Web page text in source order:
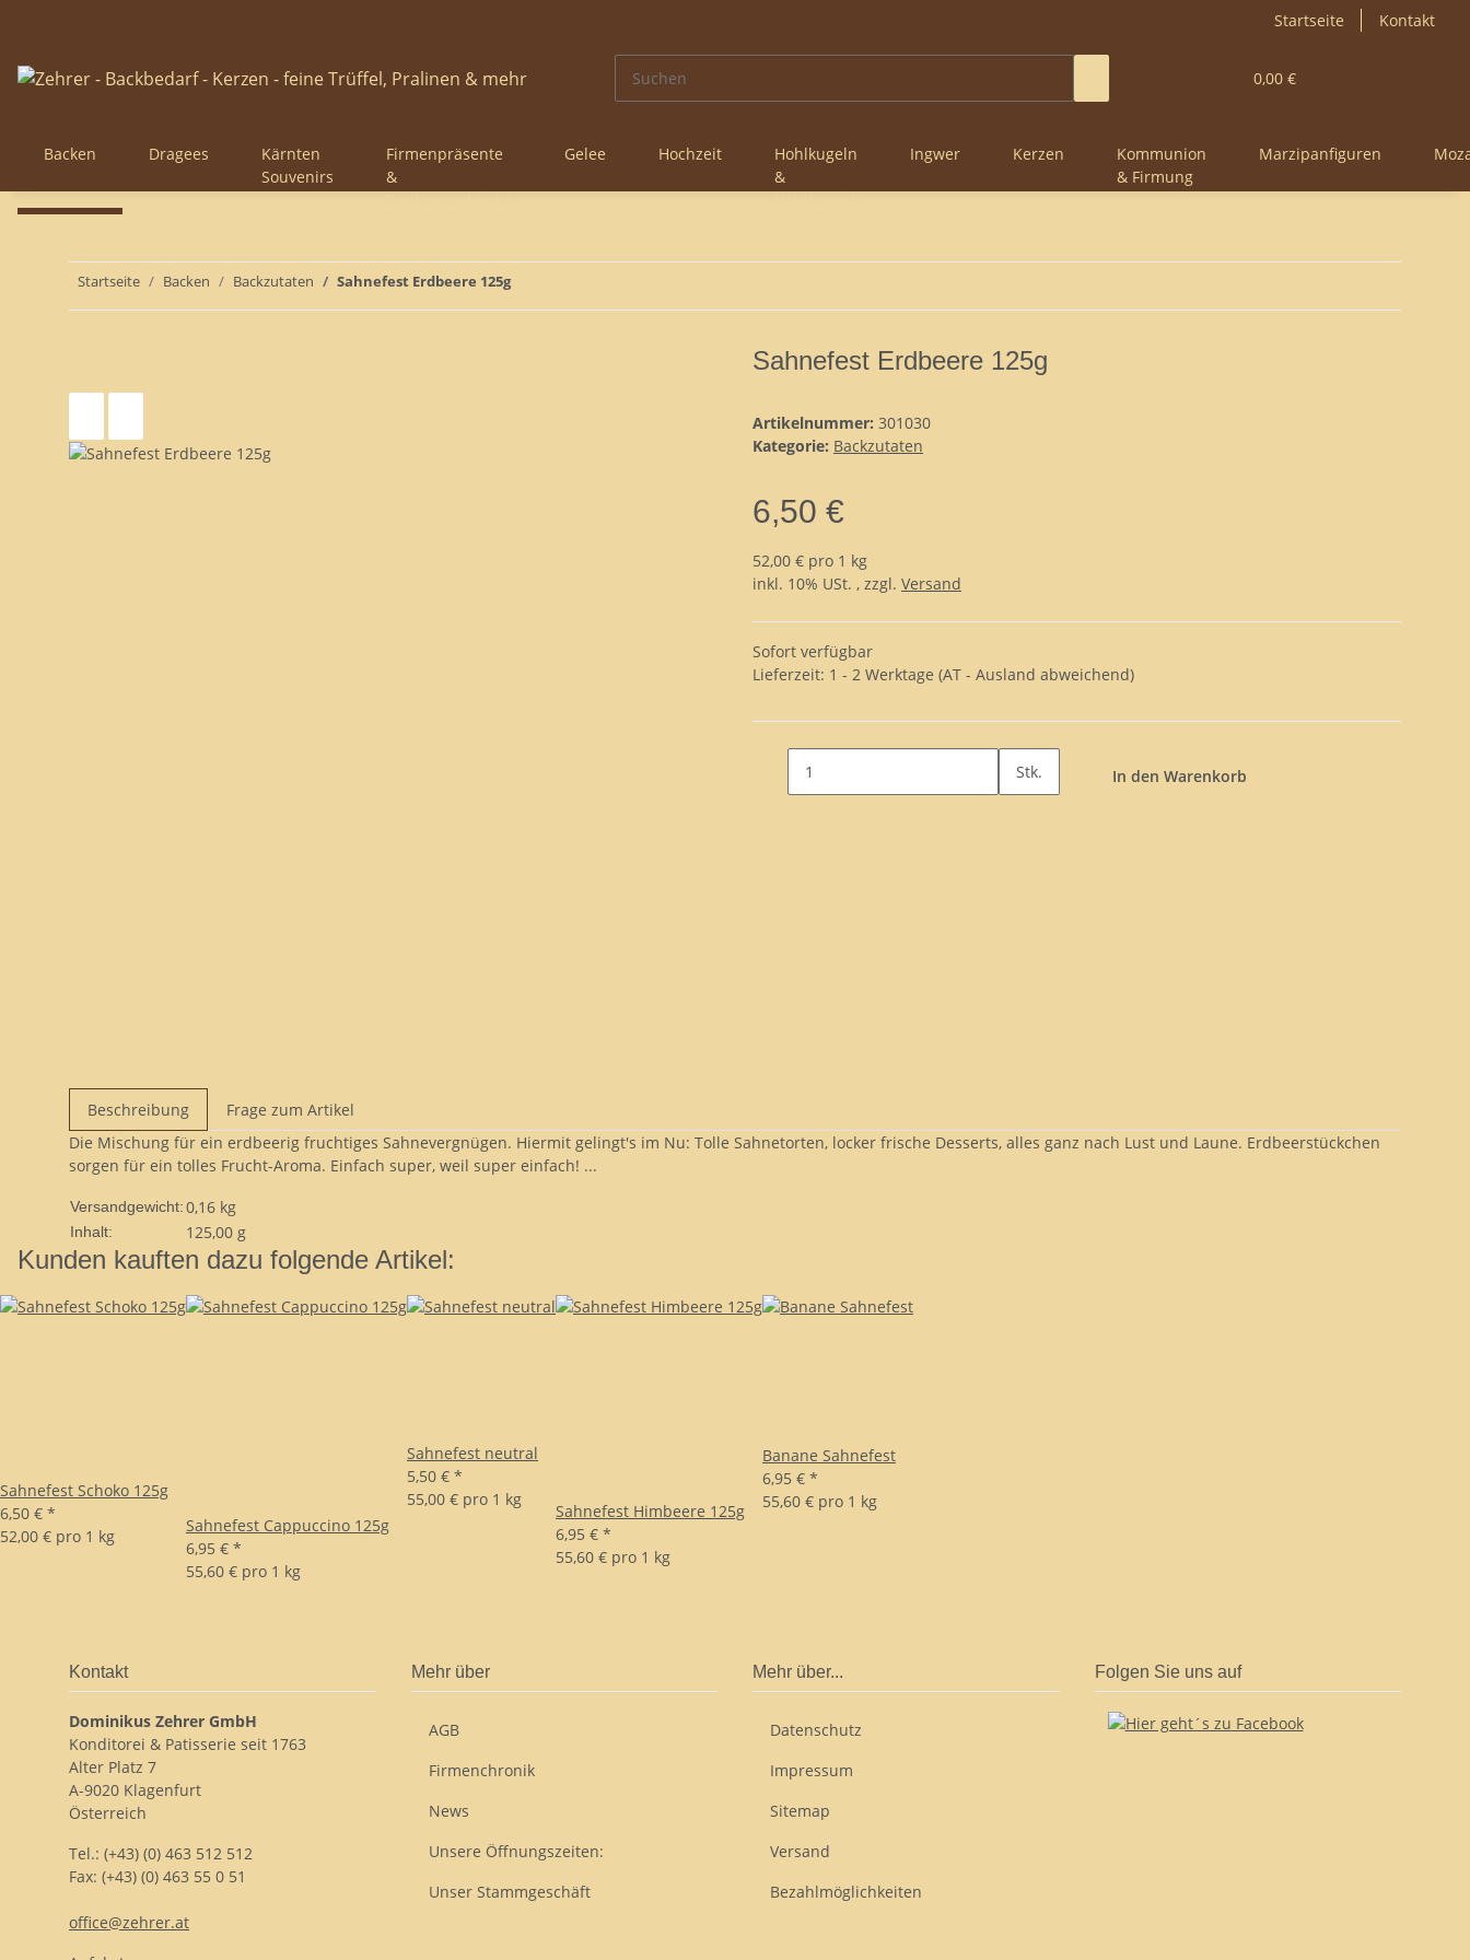
Startseite Kontakt
0,00 €
Backen Dragees
Kärnten
Souvenirs
Firmenpräsente
&
Gelee Hochzeit
Hohlkugeln
&
Ingwer Kerzen
Kommunion
& Firmung
Marzipanfiguren
Startseite Backen Backzutaten Sahnefest Erdbeere 125g
Sahnefest Erdbeere 125g
Artikelnummer: 301030
Kategorie: Backzutaten
6,50 €
52,00 € pro 1 kg
inkl. 10% USt. , zzgl. Versand
Sofort verfügbar
Lieferzeit: 1 - 2 Werktage (AT - Ausland abweichend)
Stk. In den Warenkorb
Beschreibung
Frage zum Artikel
Die Mischung für ein erdbeerig fruchtiges Sahnevergnügen. Hiermit gelingt's im Nu: Tolle Sahnetorten, locker frische Desserts, alles ganz nach Lust und Laune. Erdbeerstückchen
sorgen für ein tolles Frucht-Aroma. Einfach super, weil super einfach! ...
Versandgewicht:0,16 kg
Inhalt: 125,00 g
Kunden kauften dazu folgende Artikel:
Sahnefest Schoko 125g
6,50 € *
52,00 € pro 1 kg
Sahnefest Cappuccino 125g
6,95 € *
55,60 € pro 1 kg
Sahnefest neutral
5,50 € *
55,00 € pro 1 kg
Sahnefest Himbeere 125g
6,95 € *
55,60 € pro 1 kg
Banane Sahnefest
6,95 € *
55,60 € pro 1 kg
Kontakt
Dominikus Zehrer GmbH
Konditorei & Patisserie seit 1763
Alter Platz 7
A-9020 Klagenfurt
Österreich
Tel.: (+43) (0) 463 512 512
Fax: (+43) (0) 463 55 0 51
office@zehrer.at
Mehr über
AGB
Firmenchronik
News
Unsere Öffnungszeiten:
Unser Stammgeschäft
Mehr über...
Datenschutz
Impressum
Sitemap
Versand
Bezahlmöglichkeiten
Folgen Sie uns auf